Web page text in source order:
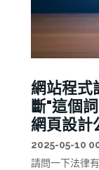
網站程式
斷"這個
網頁設計
2025-05-10
請問一下法律